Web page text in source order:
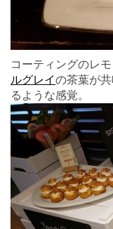
コーティングのレ
ルグレイの茶葉が
るような感覚。